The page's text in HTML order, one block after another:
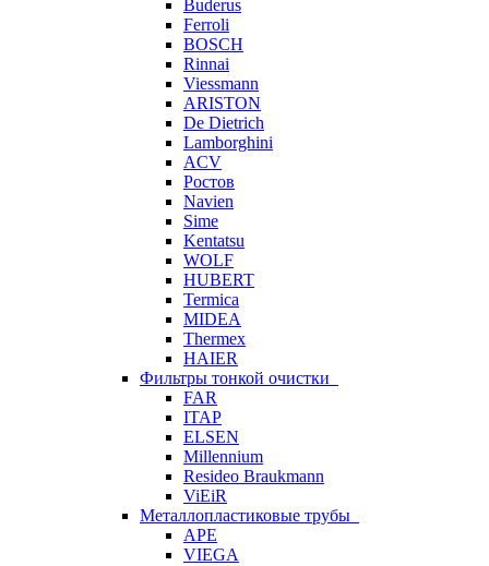
Buderus
Ferroli
BOSCH
Rinnai
Viessmann
ARISTON
De Dietrich
Lamborghini
ACV
Ростов
Navien
Sime
Kentatsu
WOLF
HUBERT
Termica
MIDEA
Thermex
HAIER
Фильтры тонкой очистки
FAR
ITAP
ELSEN
Millennium
Resideo Braukmann
ViEiR
Металлопластиковые трубы
APE
VIEGA